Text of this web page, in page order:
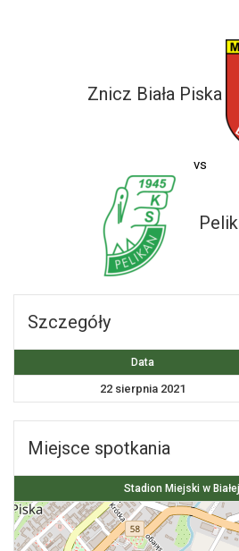
Znicz Biała Piska
vs
Szczegóły
Data
22 sierpnia 2021
Miejsce spotkania
Stadion Miejski w